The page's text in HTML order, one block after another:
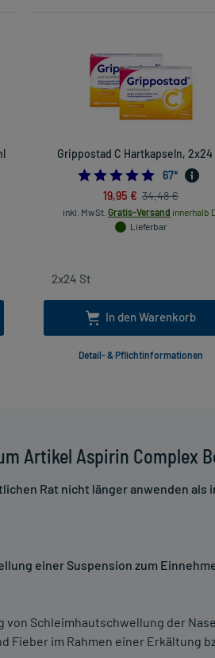
Artikel Aspirin Complex
Rat nicht länger anwenden als
einer Suspension zum
Schleimhautschwellung der
Fieber im Rahmen einer Erkältung
Grippostad C Hartkapseln, 2x24
67*
19,95 € 34,48 €
inkl. MwSt. Gratis-Versand innerhalb
Lieferbar
In den Warenkorb
Detail- & Pflichtinformationen